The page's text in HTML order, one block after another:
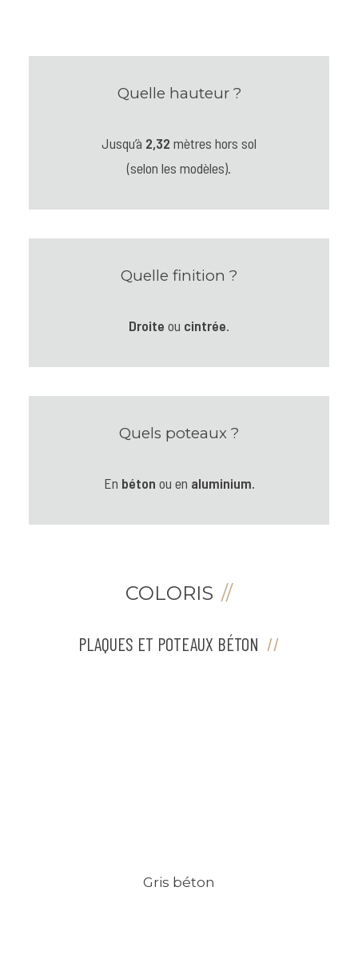
Quelle hauteur ?
Jusqu’à 2,32 mètres hors sol
(selon les modèles).
Quelle finition ?
Droite ou cintrée.
Quels poteaux ?
En béton ou en aluminium.
COLORIS
PLAQUES ET POTEAUX BÉTON
Gris béton